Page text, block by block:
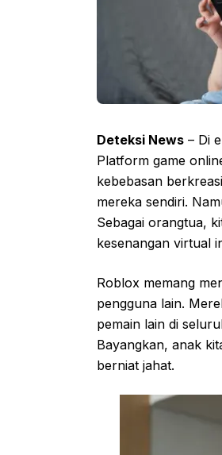
Deteksi News – Di
Platform game
kebebasan
mereka sendiri.
Sebagai orangtua,
kesenangan virtual
Roblox memang
pengguna lain.
pemain lain di
Bayangkan, anak
berniat jahat.